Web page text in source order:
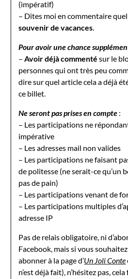
(impératif)
– Dites moi en commentaire
souvenir de vacances.
Pour avoir une chance
–Avoir déjà commenté sur le
personnes qui ont très peu
dire sur quel article cela a déjà
ce billet.
Ne seront pas prises en compte :
– Les participations ne
impérative
– Les adresses mail non valides
– Les participations ne faisant
de politesse (ne serait-ce qu’un
pas de pain)
– Les participations venant de
– Les participations multiples
adresse IP
Pas de relais obligatoire, ni
Facebook, mais si vous
abonner à la page d’Un Joli Conte
n’est déjà fait), n’hésitez pas,